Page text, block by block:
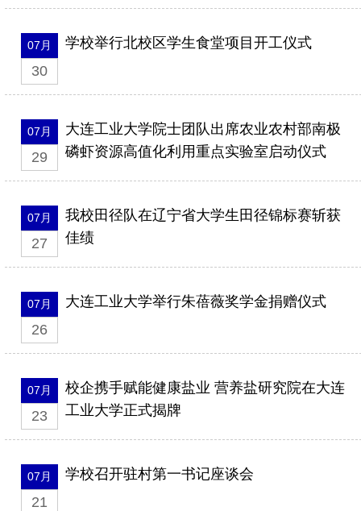
07月
30
学校举行北校区学生食堂项目开工仪式
07月
29
大连工业大学院士团队出席农业农村部南极
磷虾资源高值化利用重点实验室启动仪式
07月
27
我校田径队在辽宁省大学生田径锦标赛斩获
佳绩
07月
26
大连工业大学举行朱蓓薇奖学金捐赠仪式
07月
23
校企携手赋能健康盐业 营养盐研究院在大连
工业大学正式揭牌
07月
21
学校召开驻村第一书记座谈会